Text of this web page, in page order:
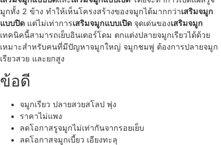
มูกทั้ง 2 ข้าง ทำให้เห็นโครงสร้างของจมูกได้มากกว่าเสริมจมูก
แบบปิด แต่ไม่เท่าการเสริมจมูกแบบเปิด จุดเด่นของเสริมจมูก
เทคนิคนี้สามารถเย็บอินเตอร์โดม ตกแต่งปลายจมูกเรียวได้ด้วย
เหมาะสำหรับคนที่มีปัญหาจมูกใหญ่ จมูกชมพู่ ต้องการปลายจมูก
เรียวสวย และยกสูง
ข้อดี
จมูกเรียว ปลายสวยสโลป พุ่ง
ราคาไม่แพง
ลดโอกาสรูจมูกไม่เท่ากันจากรอยเย็บ
ลดโอกาสจมูกเบี้ยว เอียงทะลุ